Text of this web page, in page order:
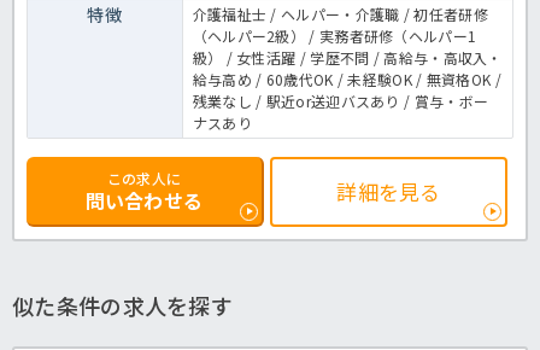
特徴
介護福祉士 / ヘルパー・介護職 / 初任者研修
（ヘルパー2級） / 実務者研修（ヘルパー1
級） / 女性活躍 / 学歴不問 / 高給与・高収入・
給与高め / 60歳代OK / 未経験OK / 無資格OK /
残業なし / 駅近or送迎バスあり / 賞与・ボー
ナスあり
この求人に
問い合わせる 詳細を見る
似た条件の求人を探す